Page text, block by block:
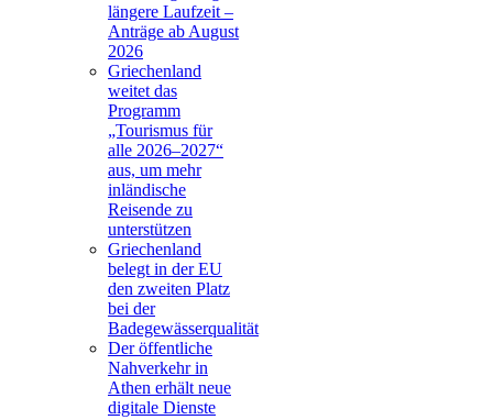
längere Laufzeit –
Anträge ab August
2026
Griechenland
weitet das
Programm
„Tourismus für
alle 2026–2027“
aus, um mehr
inländische
Reisende zu
unterstützen
Griechenland
belegt in der EU
den zweiten Platz
bei der
Badegewässerqualität
Der öffentliche
Nahverkehr in
Athen erhält neue
digitale Dienste